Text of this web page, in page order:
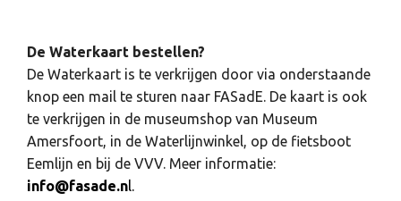
De Waterkaart bestellen?
De Waterkaart is te verkrijgen door via onderstaande
knop een mail te sturen naar FASadE. De kaart is ook
te verkrijgen in de museumshop van Museum
Amersfoort, in de Waterlijnwinkel, op de fietsboot
Eemlijn en bij de VVV. Meer informatie:
info@fasade.nl.